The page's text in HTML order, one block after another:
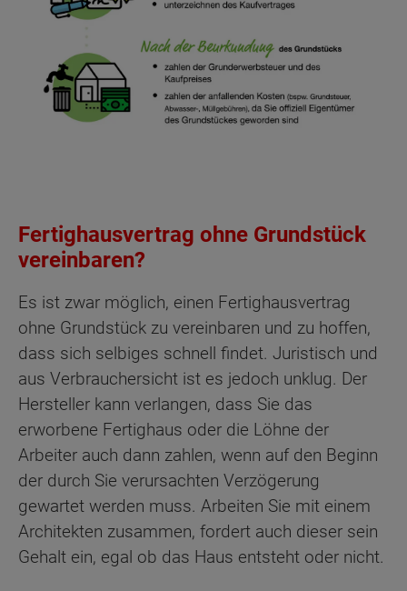
Fertighausvertrag ohne Grundstück
vereinbaren?
Es ist zwar möglich, einen Fertighausvertrag
ohne Grundstück zu vereinbaren und zu hoffen,
dass sich selbiges schnell findet. Juristisch und
aus Verbrauchersicht ist es jedoch unklug. Der
Hersteller kann verlangen, dass Sie das
erworbene Fertighaus oder die Löhne der
Arbeiter auch dann zahlen, wenn auf den Beginn
der durch Sie verursachten Verzögerung
gewartet werden muss. Arbeiten Sie mit einem
Architekten zusammen, fordert auch dieser sein
Gehalt ein, egal ob das Haus entsteht oder nicht.